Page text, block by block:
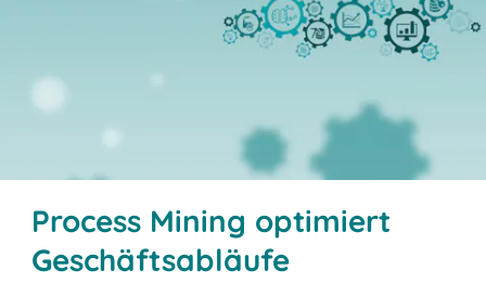
Process Mining optimiert
Geschäftsabläufe